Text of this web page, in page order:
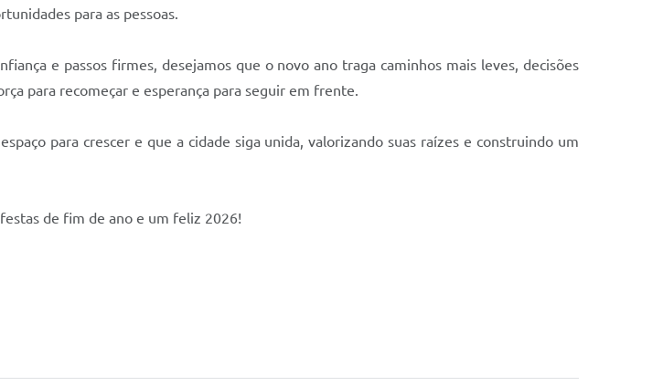
para as pessoas.
e passos firmes, desejamos que o novo ano traga caminhos mais leves, decisões
para recomeçar e esperança para seguir em frente.
para crescer e que a cidade siga unida, valorizando suas raízes e construindo um
de fim de ano e um feliz 2026!